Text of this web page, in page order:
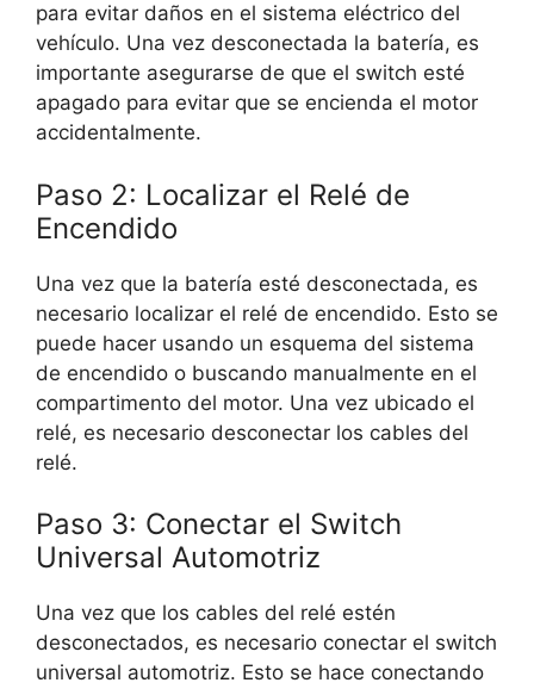
para evitar daños en el sistema eléctrico del
vehículo. Una vez desconectada la batería, es
importante asegurarse de que el switch esté
apagado para evitar que se encienda el motor
accidentalmente.
Paso 2: Localizar el Relé de
Encendido
Una vez que la batería esté desconectada, es
necesario localizar el relé de encendido. Esto se
puede hacer usando un esquema del sistema
de encendido o buscando manualmente en el
compartimento del motor. Una vez ubicado el
relé, es necesario desconectar los cables del
relé.
Paso 3: Conectar el Switch
Universal Automotriz
Una vez que los cables del relé estén
desconectados, es necesario conectar el switch
universal automotriz. Esto se hace conectando